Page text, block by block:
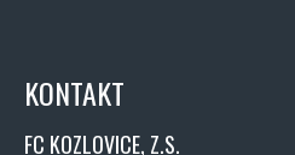
KONTAKT
FC KOZLOVICE, Z.S.